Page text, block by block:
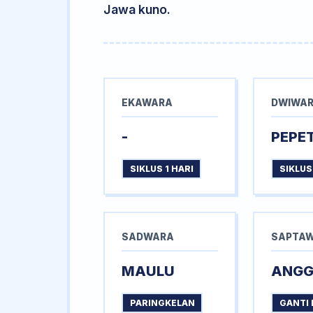
Jawa kuno.
EKAWARA
-
SIKLUS 1 HARI
SADWARA
MAULU
PARINGKELAN GANTI